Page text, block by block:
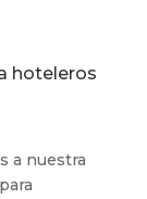
hoteleros
a nuestra